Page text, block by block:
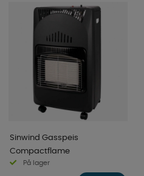
Sinwind Gasspeis
Compactflame
På lager